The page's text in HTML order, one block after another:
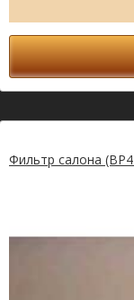
Фильтр салона